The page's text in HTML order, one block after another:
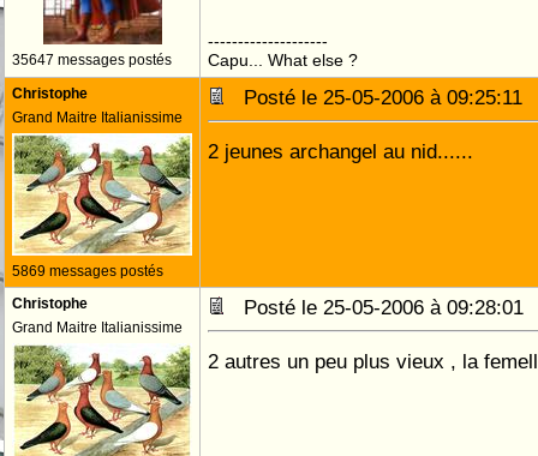
35647 messages postés
--------------------
Capu... What else ?
Christophe
Grand Maitre Italianissime
5869 messages postés
Posté le 25-05-2006 à
2 jeunes archangel au nid......
Christophe
Grand Maitre Italianissime
Posté le 25-05-2006 à
2 autres un peu plus vieux , la